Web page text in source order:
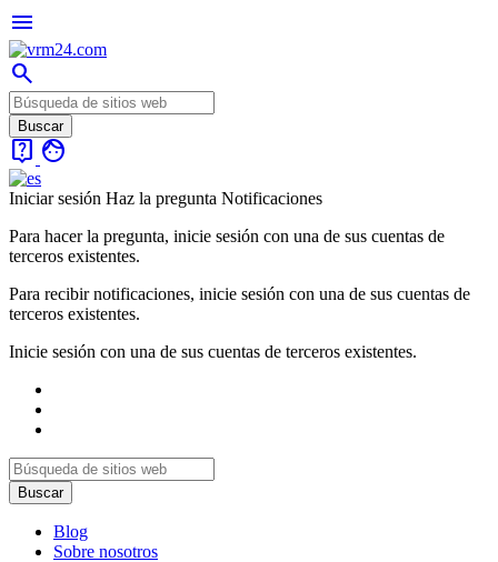
menu
search
live_help face
Iniciar sesión Haz la pregunta Notificaciones
Para hacer la pregunta, inicie sesión con una de sus cuentas de
terceros existentes.
Para recibir notificaciones, inicie sesión con una de sus cuentas de
terceros existentes.
Inicie sesión con una de sus cuentas de terceros existentes.
Blog
Sobre nosotros